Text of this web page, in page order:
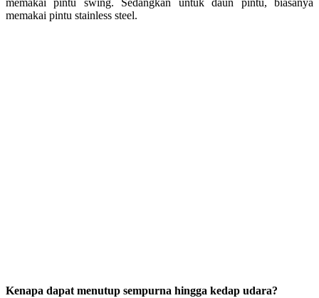
memakai pintu swing. Sedangkan untuk daun pintu, biasanya
memakai pintu stainless steel.
Kenapa dapat menutup sempurna hingga kedap udara?